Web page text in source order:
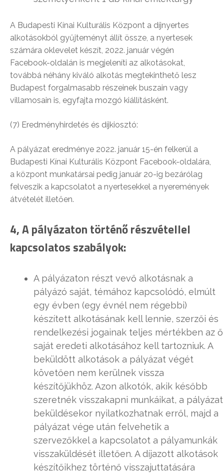
A Budapesti Kínai Kulturális Központ a díjnyertes
alkotásokból gyűjteményt állít össze, a nyertesek
számára oklevelet készít, 2022. január végén
Facebook-oldalán is megjeleníti az alkotásokat,
továbbá néhány kiváló alkotás megtekinthető lesz
Budapest forgalmasabb részeinek buszain vagy
villamosain is, egyfajta mozgó kiállításként.
(7) Eredményhirdetés és díjkiosztó:
A pályázat eredménye 2022. január 15-én felkerül a
Budapesti Kínai Kulturális Központ Facebook-oldalára,
a központ munkatársai pedig január 20-ig bezárólag
felveszik a kapcsolatot a nyertesekkel a nyeremények
átvételét illetően.
4, A pályázaton történő részvétellel
kapcsolatos szabályok:
A pályázaton részt vevő alkotásnak a
pályázó saját, témához kapcsolódó, elmúlt
egy évben (egy évnél nem régebbi)
készített alkotásának kell lennie, szerzői és
rendelkezési jogainak teljes mértékben az ő
saját eredeti alkotásához kell tartozniuk. A
beküldött alkotások a pályázat végét
követően nem kerülnek vissza
készítőjükhöz. Azon alkotók, akik később
szeretnék visszakapni munkáikat, a pályázat
beküldésekor nyilatkozhatnak erről, majd a
pályázat vége után felvehetik a
szervezőkkel a kapcsolatot a pályamunkák
visszaküldését illetően. A díjazott alkotások
készítőikhez történő visszajuttatására